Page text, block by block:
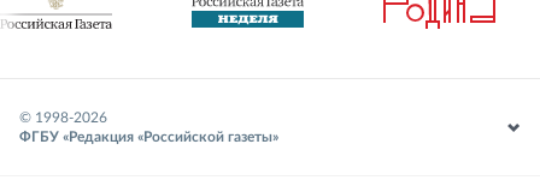
© 1998-2026
ФГБУ «Редакция «Российской газеты»